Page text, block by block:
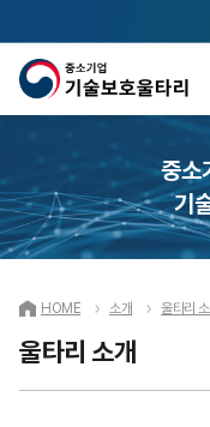
중소
기
HOME 소개 울타리
울타리 소개